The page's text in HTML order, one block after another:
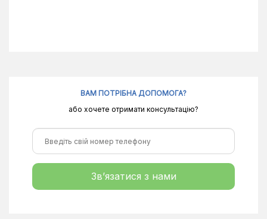
ВАМ ПОТРІБНА ДОПОМОГА?
або хочете отримати консультацію?
Зв’язатися з нами